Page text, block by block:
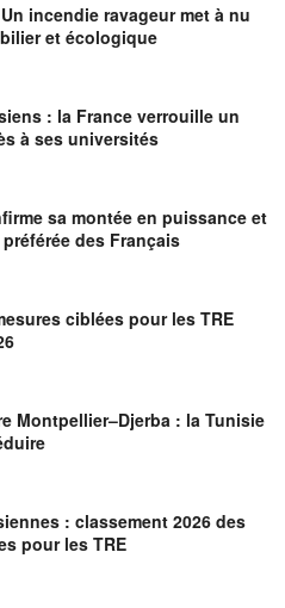
incendie ravageur met à nu
et écologique
: la France verrouille un
à ses universités
sa montée en puissance et
des Français
ciblées pour les TRE
Montpellier–Djerba : la Tunisie
: classement 2026 des
pour les TRE